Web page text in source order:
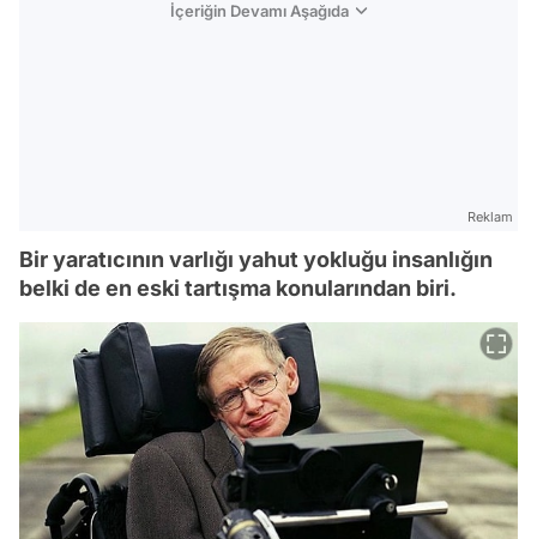
İçeriğin Devamı Aşağıda
Reklam
Bir yaratıcının varlığı yahut yokluğu insanlığın
belki de en eski tartışma konularından biri.